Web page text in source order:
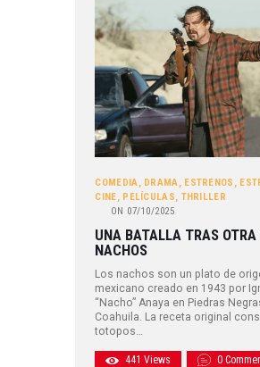
COMEDIA, DRAMA, ESTRENOS ,
CINE, PELÍCULAS, THRILLER
ON 07/10/2025
UNA BATALLA TRAS OTRA
NACHOS
Los nachos son un plato de
mexicano creado en 1943 por
“Nacho” Anaya en Piedras
Coahuila. La receta original
totopos…
441 Views 0